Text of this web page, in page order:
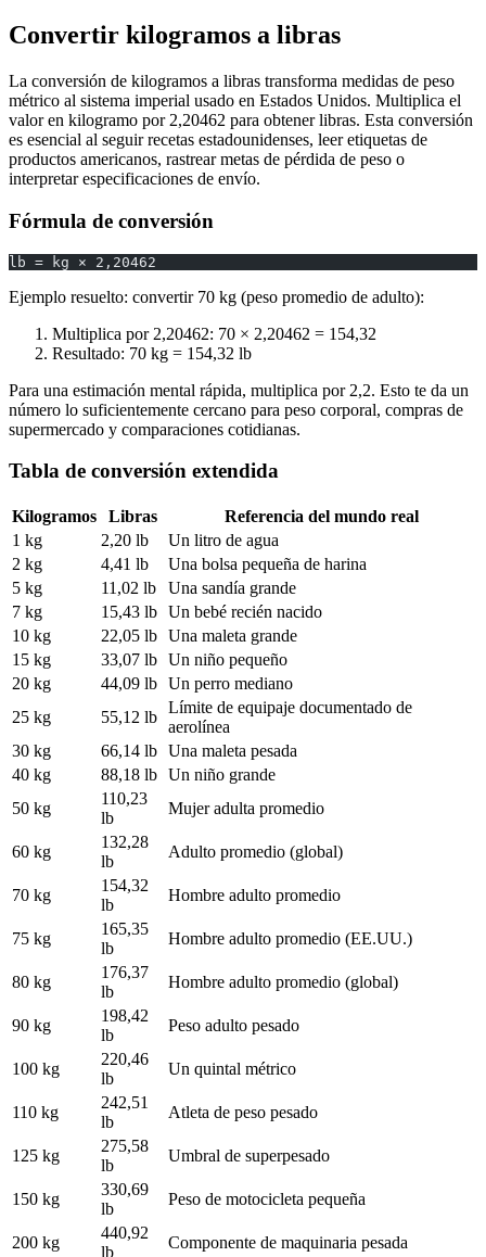
Convertir kilogramos a libras
La conversión de kilogramos a libras transforma medidas de peso
métrico al sistema imperial usado en Estados Unidos. Multiplica el
valor en kilogramo por 2,20462 para obtener libras. Esta conversión
es esencial al seguir recetas estadounidenses, leer etiquetas de
productos americanos, rastrear metas de pérdida de peso o
interpretar especificaciones de envío.
Fórmula de conversión
lb = kg × 2,20462
Ejemplo resuelto: convertir 70 kg (peso promedio de adulto):
Multiplica por 2,20462: 70 × 2,20462 = 154,32
Resultado: 70 kg = 154,32 lb
Para una estimación mental rápida, multiplica por 2,2. Esto te da un
número lo suficientemente cercano para peso corporal, compras de
supermercado y comparaciones cotidianas.
Tabla de conversión extendida
Kilogramos Libras
Referencia del mundo real
1 kg
2,20 lb
Un litro de agua
2 kg
4,41 lb
Una bolsa pequeña de harina
5 kg
11,02 lb
Una sandía grande
7 kg
15,43 lb Un bebé recién nacido
10 kg
22,05 lb Una maleta grande
15 kg
33,07 lb Un niño pequeño
20 kg
44,09 lb Un perro mediano
25 kg
55,12 lb
Límite de equipaje documentado de
aerolínea
30 kg
66,14 lb Una maleta pesada
40 kg
88,18 lb Un niño grande
50 kg
110,23
lb
Mujer adulta promedio
60 kg
132,28
lb
Adulto promedio (global)
70 kg
154,32
lb
Hombre adulto promedio
75 kg
165,35
lb
Hombre adulto promedio (EE.UU.)
80 kg
176,37
lb
Hombre adulto promedio (global)
90 kg
198,42
lb
Peso adulto pesado
100 kg
220,46
lb
Un quintal métrico
110 kg
242,51
lb
Atleta de peso pesado
125 kg
275,58
lb
Umbral de superpesado
150 kg
330,69
lb
Peso de motocicleta pequeña
200 kg
440,92
lb
Componente de maquinaria pesada